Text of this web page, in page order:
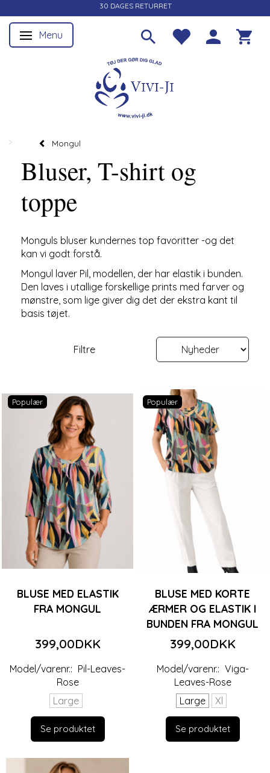
30 DAGES RETURRET
Skifte navigation
Menu
Mongul
Bluser, T-shirt og
toppe
Monguls bluser kundernes top favoritter -og det
kan vi godt forstå.
Mongul laver Pil, modellen, der har elastik i bunden.
Den laves i utallige forskellige prints med farver og
mønstre, som lige giver dig det der ekstra kant til
basis tøjet.
Filtre
Populær
BLUSE MED ELASTIK
FRA MONGUL
399,00DKK
Model/varenr.: Pil-Leaves-
Rose
Large
Se produktet
Populær
BLUSE MED KORTE
ÆRMER OG ELASTIK I
BUNDEN FRA MONGUL
399,00DKK
Model/varenr.: Viga-
Leaves-Rose
Large
Xl
Se produktet